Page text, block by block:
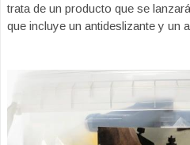
trata de un producto que se
que incluye un antideslizante y un